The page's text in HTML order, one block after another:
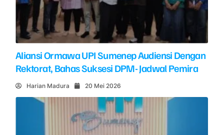
Aliansi Ormawa UPI Sumenep Audiensi Dengan
Rektorat, Bahas Suksesi DPM- Jadwal Pemira
Harian Madura 20 Mei 2026